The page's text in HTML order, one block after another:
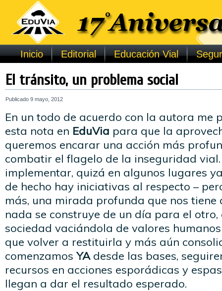
Inicio Editorial Educación Vial
El tránsito, un problema social
Publicado 9 mayo, 2012
En un todo de acuerdo con la autora me
esta nota en EduVia para que la
queremos encarar una acción más
combatir el flagelo de la inseguridad
implementar, quizá en algunos lugares
de hecho hay iniciativas al respecto –
más, una mirada profunda que nos
nada se construye de un día para el
sociedad vaciándola de valores
que volver a restituirla y más aún
comenzamosYAdesde las bases,
recursos en acciones esporádicas y
llegan a dar el resultado esperado.